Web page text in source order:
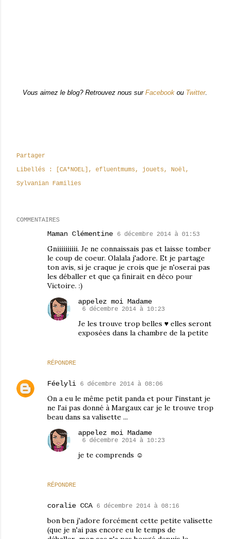
Vous aimez le blog? Retrouvez nous sur Facebook ou Twitter.
Partager
Libellés :
[CA*NOEL] efluentmums jouets
Noël
Sylvanian Families
COMMENTAIRES
Maman Clémentine 6 décembre 2014 à 01:53
Gniiiiiiiiii. Je ne connaissais pas et laisse tomber
le coup de coeur. Olalala j'adore. Et je partage
ton avis, si je craque je crois que je n'oserai pas
les déballer et que ça finirait en déco pour
Victoire. :)
RÉPONDRE
appelez moi Madame
6 décembre 2014 à 10:23
Je les trouve trop belles ♥ elles seront
exposées dans la chambre de la petite
Féelyli 6 décembre 2014 à 08:06
On a eu le même petit panda et pour l'instant je
ne l'ai pas donné à Margaux car je le trouve trop
beau dans sa valisette ...
RÉPONDRE
appelez moi Madame
6 décembre 2014 à 10:23
je te comprends ☺
coralie CCA 6 décembre 2014 à 08:16
bon ben j'adore forcément cette petite valisette
(que je n'ai pas encore eu le temps de